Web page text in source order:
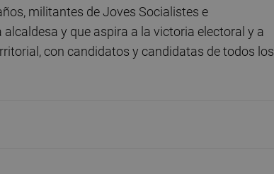
militantes de Joves Socialistes e
y que aspira a la victoria electoral y a
con candidatos y candidatas de todos los